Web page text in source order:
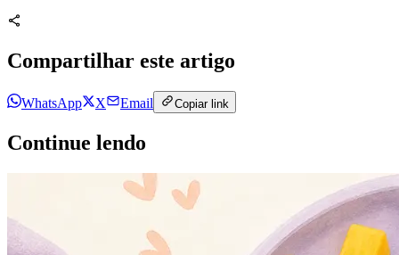
Compartilhar este artigo
WhatsApp X Email Copiar link
Continue lendo